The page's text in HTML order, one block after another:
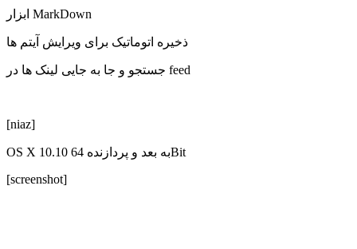
ابزار MarkDown
ذخیره اتوماتیک برای ویرایش آیتم ها
جستجو و جا به جایی لینک ها در feed
[niaz]
OS X 10.10 به بعد و پردازنده 64Bit
[screenshot]